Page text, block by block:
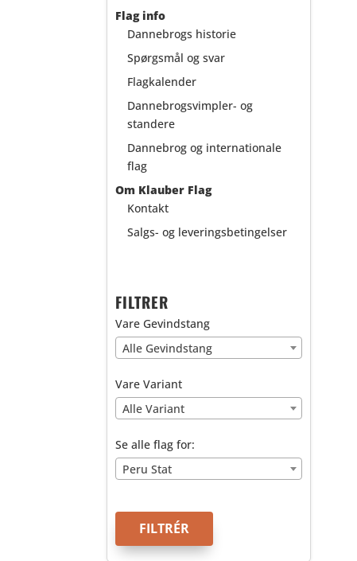
Flag info
Dannebrogs historie
Spørgsmål og svar
Flagkalender
Dannebrogsvimpler- og
standere
Dannebrog og internationale
flag
Om Klauber Flag
Kontakt
Salgs- og leveringsbetingelser
FILTRER
Vare Gevindstang
Alle Gevindstang
Vare Variant
Alle Variant
Se alle flag for:
Peru Stat
FILTRÉR